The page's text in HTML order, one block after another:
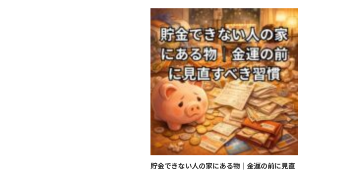
貯金できない人の家にある物｜金運の前に見直